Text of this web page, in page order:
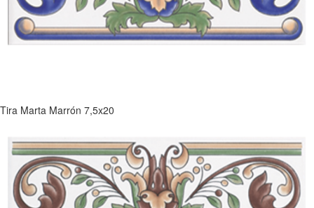
Tira Marta Marrón 7,5x20